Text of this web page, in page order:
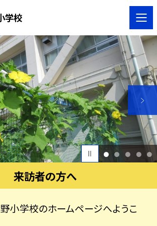
学校
1 2 3 4 5
来訪者の方へ
小学校のホームページへようこ